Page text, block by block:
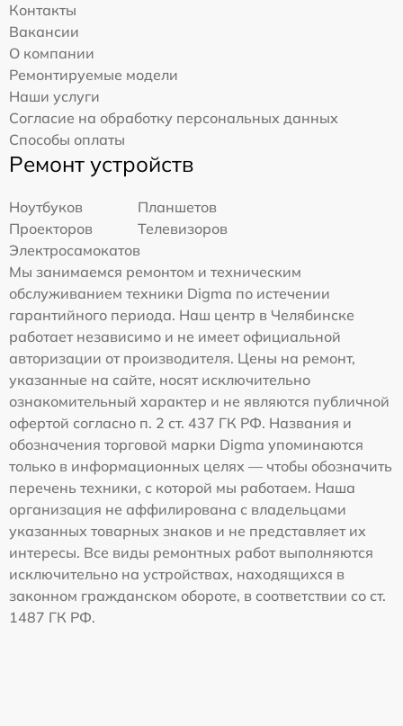
Контакты
Вакансии
О компании
Ремонтируемые модели
Наши услуги
Согласие на обработку персональных данных
Способы оплаты
Ремонт устройств
Ноутбуков
Планшетов
Проекторов
Телевизоров
Электросамокатов
Мы занимаемся ремонтом и техническим
обслуживанием техники Digma по истечении
гарантийного периода. Наш центр в Челябинске
работает независимо и не имеет официальной
авторизации от производителя. Цены на ремонт,
указанные на сайте, носят исключительно
ознакомительный характер и не являются публичной
офертой согласно п. 2 ст. 437 ГК РФ. Названия и
обозначения торговой марки Digma упоминаются
только в информационных целях — чтобы обозначить
перечень техники, с которой мы работаем. Наша
организация не аффилирована с владельцами
указанных товарных знаков и не представляет их
интересы. Все виды ремонтных работ выполняются
исключительно на устройствах, находящихся в
законном гражданском обороте, в соответствии со ст.
1487 ГК РФ.